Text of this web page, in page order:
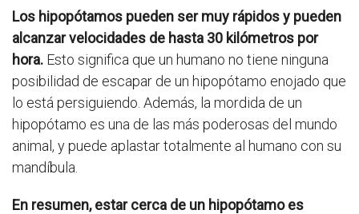
Los hipopótamos pueden ser muy rápidos y pueden
alcanzar velocidades de hasta 30 kilómetros por
hora. Esto significa que un humano no tiene ninguna
posibilidad de escapar de un hipopótamo enojado que
lo está persiguiendo. Además, la mordida de un
hipopótamo es una de las más poderosas del mundo
animal, y puede aplastar totalmente al humano con su
mandíbula.
En resumen, estar cerca de un hipopótamo es